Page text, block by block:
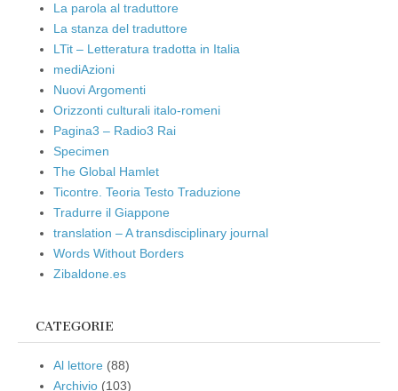
La parola al traduttore
La stanza del traduttore
LTit – Letteratura tradotta in Italia
mediAzioni
Nuovi Argomenti
Orizzonti culturali italo-romeni
Pagina3 – Radio3 Rai
Specimen
The Global Hamlet
Ticontre. Teoria Testo Traduzione
Tradurre il Giappone
translation – A transdisciplinary journal
Words Without Borders
Zibaldone.es
CATEGORIE
Al lettore (88)
Archivio (103)